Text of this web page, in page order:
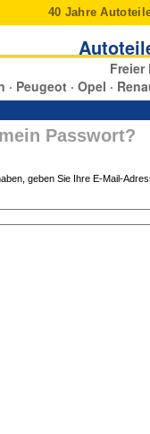
40 Jahre
Freier
· Peugeot · Opel ·
Passwort?
geben Sie Ihre E-Mail-